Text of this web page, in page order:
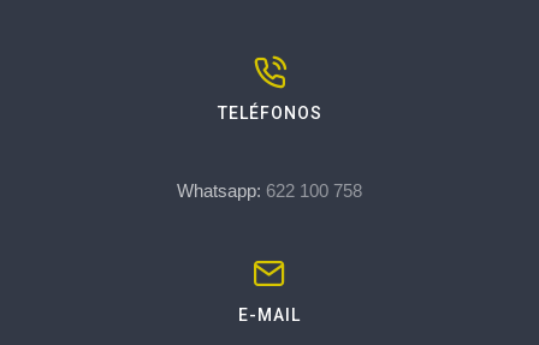
TELÉFONOS
Whatsapp: 622 100 758
E-MAIL